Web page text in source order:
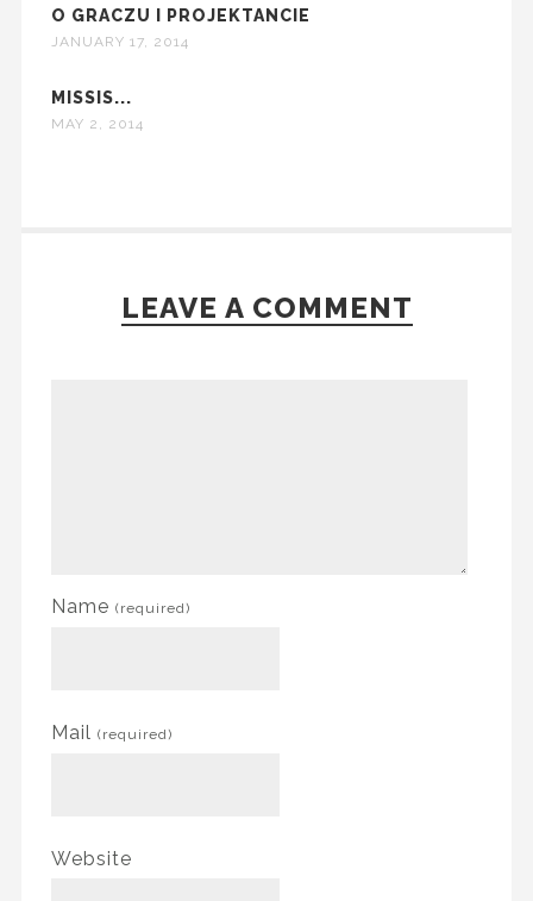
O GRACZU I PROJEKTANCIE
JANUARY 17, 2014
MISSIS...
MAY 2, 2014
LEAVE A COMMENT
Name (required)
Mail (required)
Website